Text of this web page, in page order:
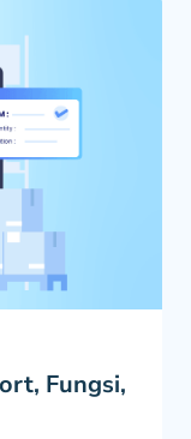
Fungsi,